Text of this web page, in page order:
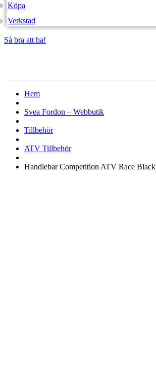
Köpa
Verkstad
Så bra att ha!
Hem
Svea Fordon – Webbutik
Tillbehör
ATV Tillbehör
Handlebar Competition ATV Race Black